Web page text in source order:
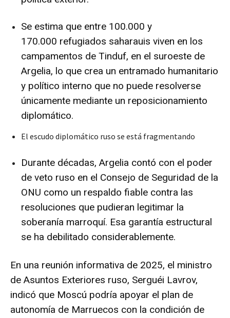
Se estima que entre 100.000 y
170.000 refugiados saharauis viven en los
campamentos de Tinduf, en el suroeste de
Argelia, lo que crea un entramado humanitario
y político interno que no puede resolverse
únicamente mediante un reposicionamiento
diplomático.
El escudo diplomático ruso se está fragmentando
Durante décadas, Argelia contó con el poder
de veto ruso en el Consejo de Seguridad de la
ONU como un respaldo fiable contra las
resoluciones que pudieran legitimar la
soberanía marroquí. Esa garantía estructural
se ha debilitado considerablemente.
En una reunión informativa de 2025, el ministro
de Asuntos Exteriores ruso, Serguéi Lavrov,
indicó que Moscú podría apoyar el plan de
autonomía de Marruecos con la condición de